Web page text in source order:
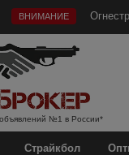
ВНИМАНИЕ
№1 в России*
Страйкбол